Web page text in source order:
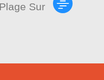
Sur